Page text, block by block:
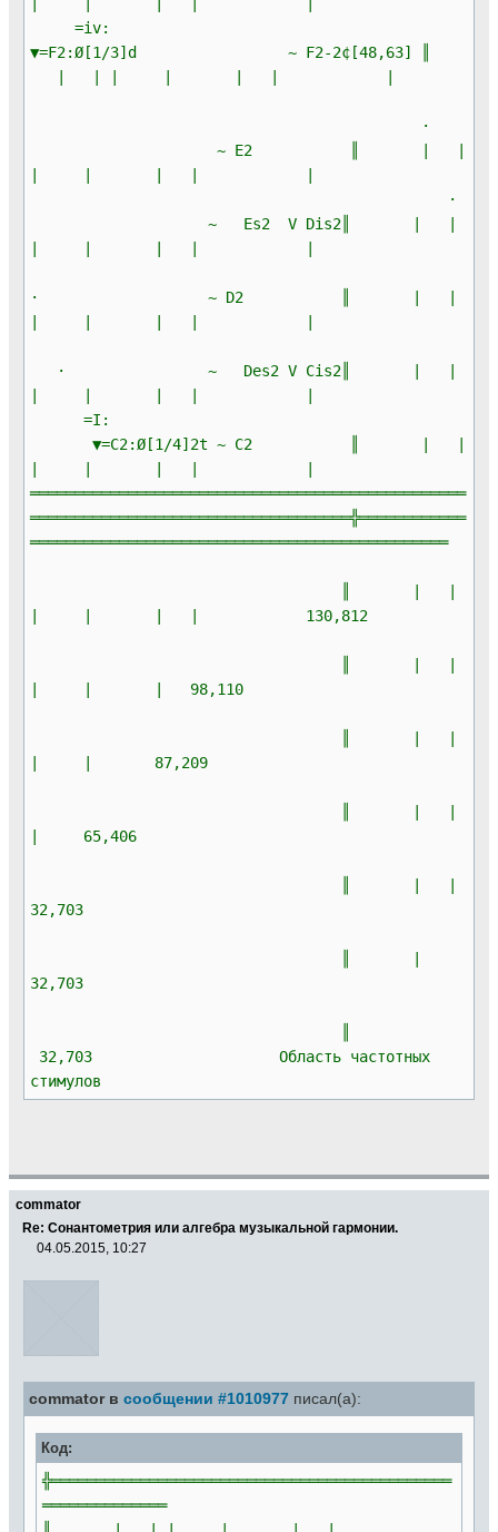
=iv:
▼=F2:Ø[1/3]d ~ F2-2¢[48,63] ║
·
~ E2 ║ | |
·
~ Es2 V Dis2║ | |
· ~ D2 ║ | |
· ~ Des2 V Cis2║ | |
=I:
▼=C2:Ø[1/4]2t ~ C2 ║ | |
═════════════════════════════════════════════════
════════════════════════════════════╬════════════
═══════════════════════════════════════════════
| | | | 130,812
| | | 98,110
| | 87,209
| 65,406
32,703
32,703
32,703 Область частотных
стимулов
commator
Re: Сонантометрия или алгебра музыкальной гармонии.
04.05.2015, 10:27
commator в сообщении #1010977 писал(а):
Код:
╬═════════════════════════════════════════════
══════════════